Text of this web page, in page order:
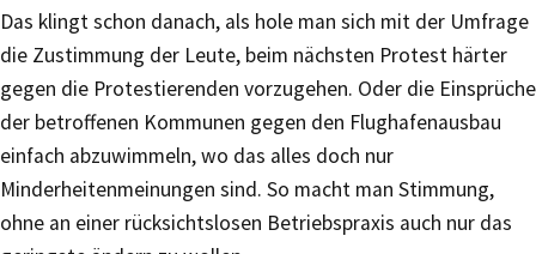
Das klingt schon danach, als hole man sich mit der Umfrage
die Zustimmung der Leute, beim nächsten Protest härter
gegen die Protestierenden vorzugehen. Oder die Einsprüche
der betroffenen Kommunen gegen den Flughafenausbau
einfach abzuwimmeln, wo das alles doch nur
Minderheitenmeinungen sind. So macht man Stimmung,
ohne an einer rücksichtslosen Betriebspraxis auch nur das